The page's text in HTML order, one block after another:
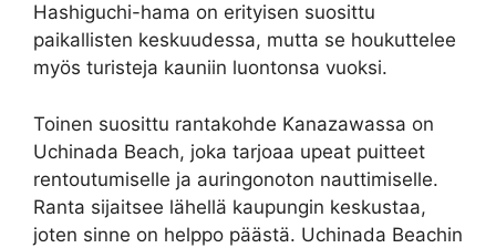
Hashiguchi-hama on erityisen suosittu
paikallisten keskuudessa, mutta se houkuttelee
myös turisteja kauniin luontonsa vuoksi.
Toinen suosittu rantakohde Kanazawassa on
Uchinada Beach, joka tarjoaa upeat puitteet
rentoutumiselle ja auringonoton nauttimiselle.
Ranta sijaitsee lähellä kaupungin keskustaa,
joten sinne on helppo päästä. Uchinada Beachin